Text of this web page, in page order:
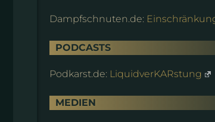
Dampfschnuten.de:
PODCASTS
Podkarst.de: LiquidverKARstung
MEDIEN